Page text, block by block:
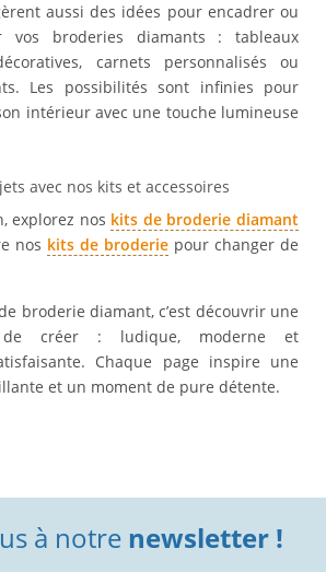
aussi des idées pour encadrer ou
vos broderies diamants : tableaux
carnets personnalisés ou
Les possibilités sont infinies pour
intérieur avec une touche lumineuse
avec nos kits et accessoires
explorez nos kits de broderie diamant
nos kits de broderie pour changer de
broderie diamant, c’est découvrir une
de créer : ludique, moderne et
Chaque page inspire une
et un moment de pure détente.
à notre newsletter !